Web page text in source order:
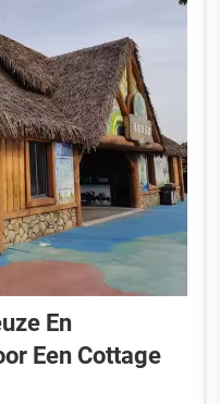
En
Een Cottage